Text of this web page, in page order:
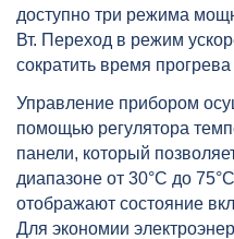
доступно три режима
Вт. Переход в режим
сократить время
Управление прибором
помощью регулятора
панели, который
диапазоне от 30°C до
отображают состояние
Для экономии